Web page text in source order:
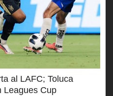
al LAFC; Toluca
Leagues Cup